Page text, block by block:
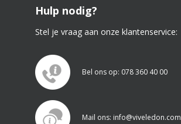
Hulp nodig?
Stel je vraag aan onze klantenservice:
Bel ons op: 078 360 40 00
Mail ons: info@viveledon.com